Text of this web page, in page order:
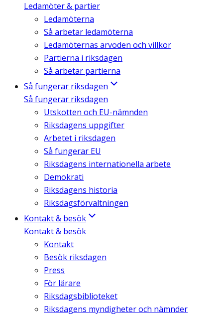
Ledamöter & partier
Ledamöterna
Så arbetar ledamöterna
Ledamöternas arvoden och villkor
Partierna i riksdagen
Så arbetar partierna
Så fungerar riksdagen
Så fungerar riksdagen
Utskotten och EU-nämnden
Riksdagens uppgifter
Arbetet i riksdagen
Så fungerar EU
Riksdagens internationella arbete
Demokrati
Riksdagens historia
Riksdagsförvaltningen
Kontakt & besök
Kontakt & besök
Kontakt
Besök riksdagen
Press
För lärare
Riksdagsbiblioteket
Riksdagens myndigheter och nämnder